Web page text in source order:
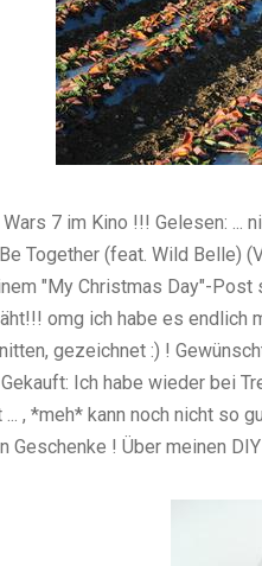
7 im Kino !!! Gelesen: ...
Together (feat. Wild Belle)
"My Christmas Day"-Post
omg ich habe es endlich
gezeichnet :) !
Gekauft: Ich habe wieder bei
, *meh* kann noch nicht so
Geschenke ! Über meinen